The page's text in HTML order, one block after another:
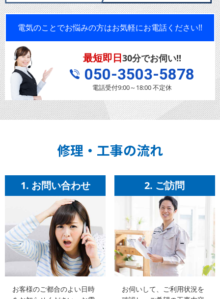
電気のことでお悩みの方はお気軽にお電話ください!!
最短即日30分でお伺い!!
050-3503-5878
電話受付9:00～18:00 不定休
修理・工事の流れ
1. お問い合わせ
お客様のご都合のよい日時
2. ご訪問
お伺いして、ご利用状況を